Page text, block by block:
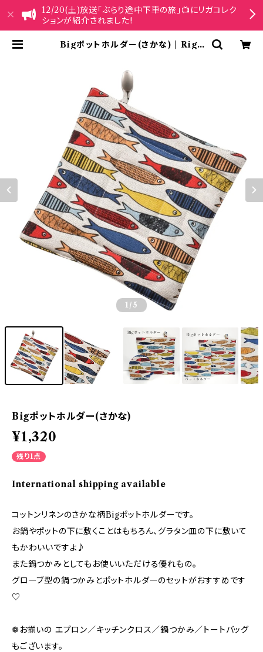
12/20(土)放送「ぶらり途中下車の旅」📺にリガコレク
ションが紹介されました!
Bigポットホルダー(さかな) | Riga
1 /5
Bigポットホルダー(さかな)
¥1,320
残り1点
International shipping available
コットンリネンのさかな柄Bigポットホルダーです。
お鍋やポットの下に敷くことはもちろん、グラタン皿の下に敷いて
もかわいいですよ♪
また鍋つかみとしてもお使いいただける優れもの。
グローブ型の鍋つかみとポットホルダーのセットがおすすめです
♡
❁お揃いの エプロン／キッチンクロス／鍋つかみ／トートバッグ
もございます。